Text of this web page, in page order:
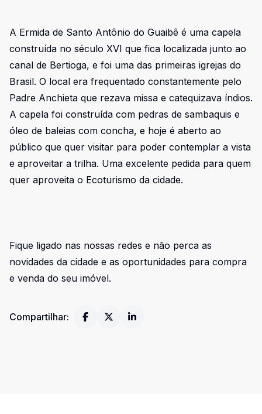
A Ermida de Santo Antônio do Guaibê é uma capela
construída no século XVI que fica localizada junto ao
canal de Bertioga, e foi uma das primeiras igrejas do
Brasil. O local era frequentado constantemente pelo
Padre Anchieta que rezava missa e catequizava índios.
A capela foi construída com pedras de sambaquis e
óleo de baleias com concha, e hoje é aberto ao
público que quer visitar para poder contemplar a vista
e aproveitar a trilha. Uma excelente pedida para quem
quer aproveita o Ecoturismo da cidade.
Fique ligado nas nossas redes e não perca as
novidades da cidade e as oportunidades para compra
e venda do seu imóvel.
Compartilhar: